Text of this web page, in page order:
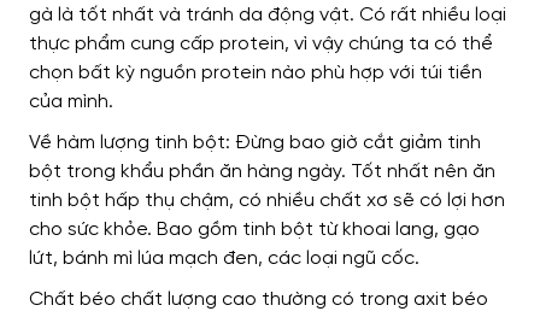
gà là tốt nhất và tránh da động vật. Có rất nhiều loại
thực phẩm cung cấp protein, vì vậy chúng ta có thể
chọn bất kỳ nguồn protein nào phù hợp với túi tiền
của mình.
Về hàm lượng tinh bột: Đừng bao giờ cắt giảm tinh
bột trong khẩu phần ăn hàng ngày. Tốt nhất nên ăn
tinh bột hấp thụ chậm, có nhiều chất xơ sẽ có lợi hơn
cho sức khỏe. Bao gồm tinh bột từ khoai lang, gạo
lứt, bánh mì lúa mạch đen, các loại ngũ cốc.
Chất béo chất lượng cao thường có trong axit béo